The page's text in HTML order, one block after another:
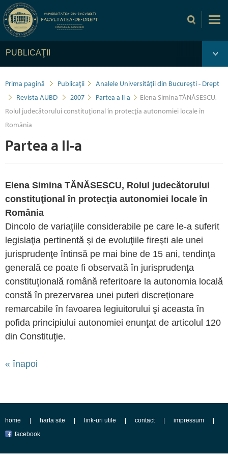
PUBLICAŢII
Prima pagină Publicaţii
Analele Universității din București - Drept
Revista AUBD
2007 Partea a II-a
Elena Simina TĂNĂSESCU,
Rolul judecătorului constituţional în protecţia autonomiei locale în
România
Partea a II-a
Elena Simina TĂNĂSESCU, Rolul judecătorului
constituţional în protecţia autonomiei locale în
România
Dincolo de variaţiile considerabile pe care le-a suferit
legislaţia pertinentă şi de evoluţiile fireşti ale unei
jurisprudenţe întinsă pe mai bine de 15 ani, tendinţa
generală ce poate fi observată în jurisprudenţa
constituţională română referitoare la autonomia locală
constă în prezervarea unei puteri discreţionare
remarcabile în favoarea legiuitorului şi aceasta în
pofida principiului autonomiei enunţat de articolul 120
din Constituţie.
« înapoi
home harta site link-uri utile contact
impressum
facebook